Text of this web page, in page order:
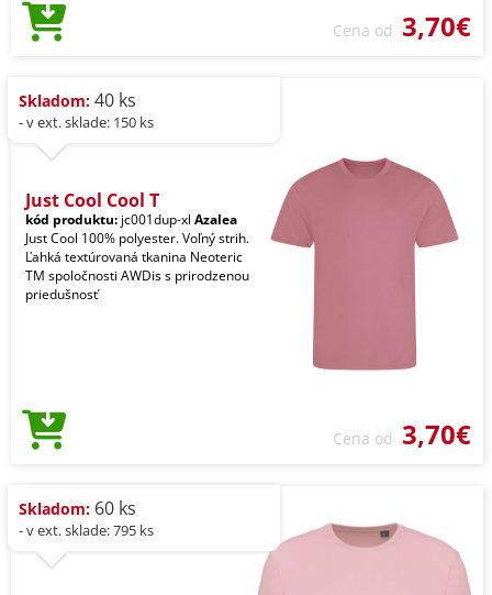
Cena od 3,70€
Skladom: 40 ks
- v ext. sklade: 150 ks
Just Cool Cool T
kód produktu: jc001dup-xl Azalea
Just Cool 100% polyester. Voľný strih.
Ľahká textúrovaná tkanina Neoteric
TM spoločnosti AWDis s prirodzenou
priedušnosť
Cena od 3,70€
Skladom: 60 ks
- v ext. sklade: 795 ks